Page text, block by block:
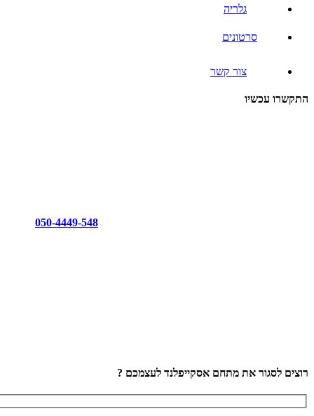
גלריה
סרטונים
צור קשר
התקשרו עכשיו
050-4449-548
רוצים לסגור את מתחם אסקייפלנד לעצמכם ?